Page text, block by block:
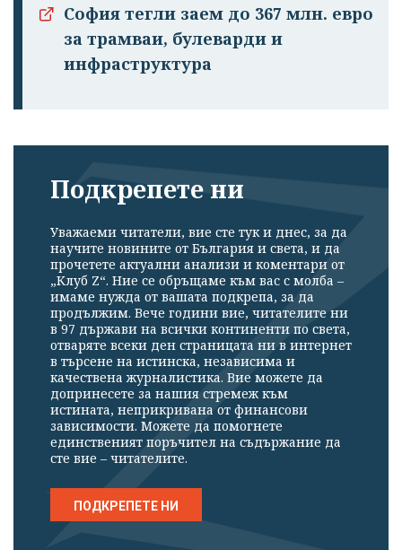
София тегли заем до 367 млн. евро
за трамваи, булеварди и
инфраструктура
Подкрепете ни
Уважаеми читатели, вие сте тук и днес, за да
научите новините от България и света, и да
прочетете актуални анализи и коментари от
„Клуб Z“. Ние се обръщаме към вас с молба –
имаме нужда от вашата подкрепа, за да
продължим. Вече години вие, читателите ни
в 97 държави на всички континенти по света,
отваряте всеки ден страницата ни в интернет
в търсене на истинска, независима и
качествена журналистика. Вие можете да
допринесете за нашия стремеж към
истината, неприкривана от финансови
зависимости. Можете да помогнете
единственият поръчител на съдържание да
сте вие – читателите.
ПОДКРЕПЕТЕ НИ